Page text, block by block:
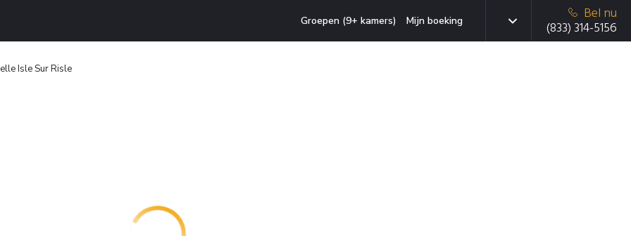
Groepen (9+ kamers) Mijn boeking
Bel nu
(833) 314-5156
Isle Sur Risle